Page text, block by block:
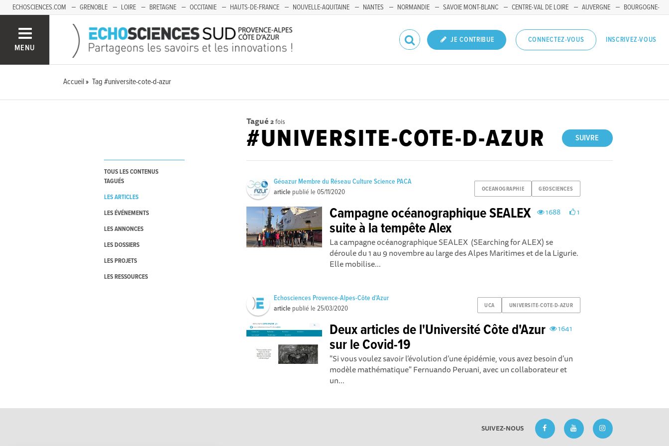
ECHOSCIENCES.COM GRENOBLE LOIRE BRETAGNE OCCITANIE HAUTS-DE-FRANCE NOUVELLE-AQUITAINE NANTES NORMANDIE SAVOIE MONT-BLANC CENTRE-VAL DE LOIRE AUVERGNE
BOURGOGNE-
MENU
JE CONTRIBUE CONNECTEZ-VOUS INSCRIVEZ-VOUS
Accueil Tag #universite-cote-d-azur
TOUS LES CONTENUS
TAGUÉS
LES ARTICLES
LES ÉVÉNEMENTS
LES ANNONCES
LES DOSSIERS
LES PROJETS
LES RESSOURCES
Tagué 2fois
SUIVRE
#UNIVERSITE-COTE-D-AZUR
OCEANOGRAPHIE GEOSCIENCES
Géoazur Membre du Réseau Culture Science PACA
article publié le05/11/2020
1688 1
Campagne océanographique SEALEX
suite à la tempête Alex
La campagne océanographique SEALEX (SEarching for ALEX) se
déroule du 1 au 9 novembre au large des Alpes Maritimes et de la Ligurie.
Elle mobilise...
UCA UNIVERSITE-COTE-D-AZUR
Echosciences Provence-Alpes-Côte d'Azur
article publié le25/03/2020
1641
Deux articles de l'Université Côte d'Azur
sur le Covid-19
"Si vous voulez savoir l’évolution d’une épidémie, vous avez besoin d’un
modèle mathématique" Fernuando Peruani, avec un collaborateur et
un...
SUIVEZ-NOUS